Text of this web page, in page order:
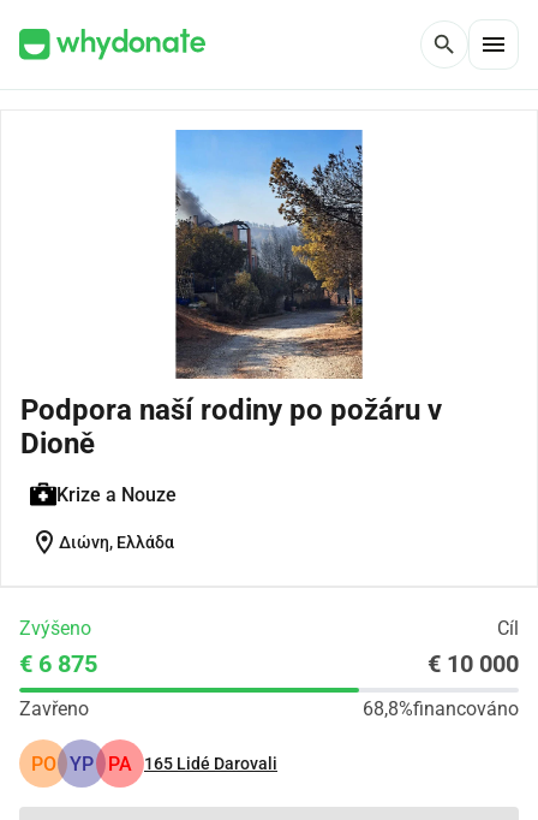
search menu
Podpora naší rodiny po požáru v
Dioně
Krize a Nouze
location_on Διώνη, Ελλάδα
Zvýšeno Cíl
€ 6 875 € 10 000
Zavřeno 68,8%financováno
PO YP PA 165 Lidé Darovali